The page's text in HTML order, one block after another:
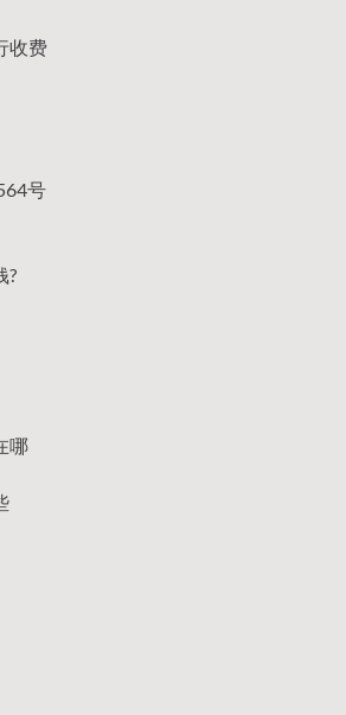
收费
号
?
哪